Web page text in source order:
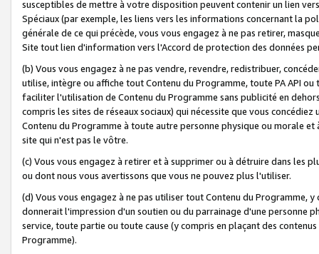
susceptibles de mettre à votre disposition peuvent contenir un lien
Spéciaux (par exemple, les liens vers les informations concernant la
générale de ce qui précède, vous vous engagez à ne pas retirer,
Site tout lien d'information vers l'Accord de protection des données
(b) Vous vous engagez à ne pas vendre, revendre, redistribuer,
utilise, intègre ou affiche tout Contenu du Programme, toute PA API
faciliter l'utilisation de Contenu du Programme sans publicité en
compris les sites de réseaux sociaux) qui nécessite que vous
Contenu du Programme à toute autre personne physique ou morale
site qui n'est pas le vôtre.
(c) Vous vous engagez à retirer et à supprimer ou à détruire dans les
ou dont nous vous avertissons que vous ne pouvez plus l'utiliser.
(d) Vous vous engagez à ne pas utiliser tout Contenu du Programme,
donnerait l'impression d'un soutien ou du parrainage d'une personne
service, toute partie ou toute cause (y compris en plaçant des
Programme).